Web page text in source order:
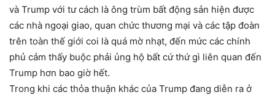
và Trump với tư cách là ông trùm bất động sản hiện được
các nhà ngoại giao, quan chức thương mại và các tập đoàn
trên toàn thế giới coi là quá mờ nhạt, đến mức các chính
phủ cảm thấy buộc phải ủng hộ bất cứ thứ gì liên quan đến
Trump hơn bao giờ hết.
Trong khi các thỏa thuận khác của Trump đang diễn ra ở